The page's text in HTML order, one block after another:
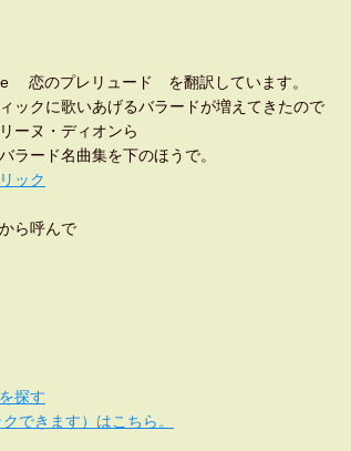
恋のプレリュード を翻訳しています。
ックに歌いあげるバラードが増えてきたので
ーヌ・ディオンら
ラード名曲集を下のほうで。
ック
ら呼んで
探す
できます）はこちら。